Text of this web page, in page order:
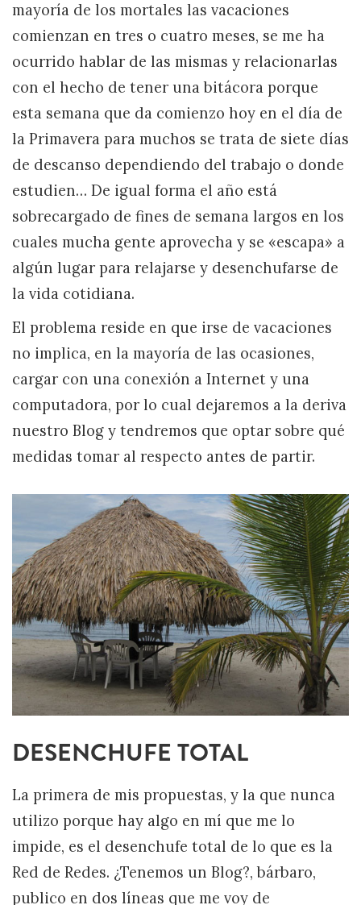
mayoría de los mortales las vacaciones
comienzan en tres o cuatro meses, se me ha
ocurrido hablar de las mismas y relacionarlas
con el hecho de tener una bitácora porque
esta semana que da comienzo hoy en el día de
la Primavera para muchos se trata de siete días
de descanso dependiendo del trabajo o donde
estudien… De igual forma el año está
sobrecargado de fines de semana largos en los
cuales mucha gente aprovecha y se «escapa» a
algún lugar para relajarse y desenchufarse de
la vida cotidiana.
El problema reside en que irse de vacaciones
no implica, en la mayoría de las ocasiones,
cargar con una conexión a Internet y una
computadora, por lo cual dejaremos a la deriva
nuestro Blog y tendremos que optar sobre qué
medidas tomar al respecto antes de partir.
DESENCHUFE TOTAL
La primera de mis propuestas, y la que nunca
utilizo porque hay algo en mí que me lo
impide, es el desenchufe total de lo que es la
Red de Redes. ¿Tenemos un Blog?, bárbaro,
publico en dos líneas que me voy de